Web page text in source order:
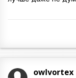
owlvortex